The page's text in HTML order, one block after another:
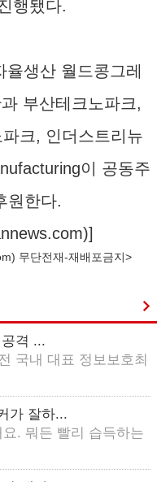
행됐다.
율생산 월드콩그레
부산테크노파크,
크, 인더스트리뉴
이 공동주
원한다.
)]
) 무단전재-재배포금지>
격 ...
국내 대표 정보보호최
가 잘하...
. 뭐든 빨리 습득하는